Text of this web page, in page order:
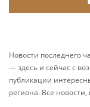
Новости последнего
— здесь и сейчас с
публикации
региона. Все